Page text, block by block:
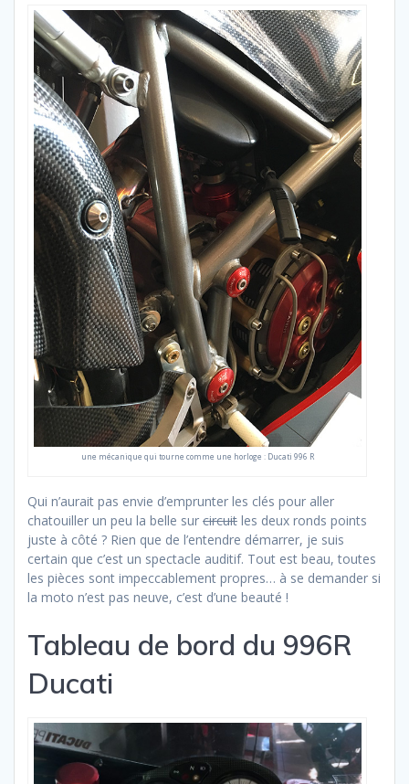
une mécanique qui tourne comme une horloge : Ducati 996 R
Qui n’aurait pas envie d’emprunter les clés pour aller
chatouiller un peu la belle sur circuit les deux ronds points
juste à côté ? Rien que de l’entendre démarrer, je suis
certain que c’est un spectacle auditif. Tout est beau, toutes
les pièces sont impeccablement propres… à se demander si
la moto n’est pas neuve, c’est d’une beauté !
Tableau de bord du 996R
Ducati